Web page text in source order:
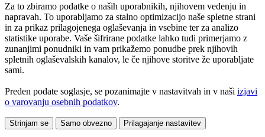
Za to zbiramo podatke o naših uporabnikih, njihovem vedenju in
napravah. To uporabljamo za stalno optimizacijo naše spletne strani
in za prikaz prilagojenega oglaševanja in vsebine ter za analizo
statistike uporabe. Vaše šifrirane podatke lahko tudi primerjamo z
zunanjimi ponudniki in vam prikažemo ponudbe prek njihovih
spletnih oglaševalskih kanalov, le če njihove storitve že uporabljate
sami.
Preden podate soglasje, se pozanimajte v nastavitvah in v naši izjavi
o varovanju osebnih podatkov.
Strinjam se Samo obvezno Prilagajanje nastavitev